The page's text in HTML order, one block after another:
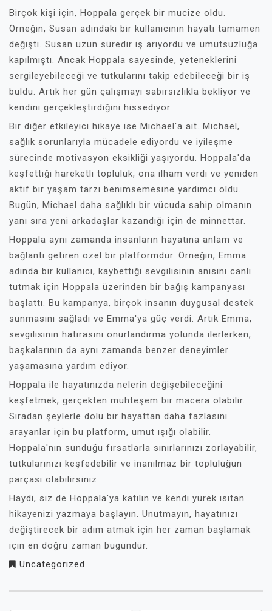
Birçok kişi için, Hoppala gerçek bir mucize oldu.
Örneğin, Susan adındaki bir kullanıcının hayatı tamamen
değişti. Susan uzun süredir iş arıyordu ve umutsuzluğa
kapılmıştı. Ancak Hoppala sayesinde, yeteneklerini
sergileyebileceği ve tutkularını takip edebileceği bir iş
buldu. Artık her gün çalışmayı sabırsızlıkla bekliyor ve
kendini gerçekleştirdiğini hissediyor.
Bir diğer etkileyici hikaye ise Michael'a ait. Michael,
sağlık sorunlarıyla mücadele ediyordu ve iyileşme
sürecinde motivasyon eksikliği yaşıyordu. Hoppala'da
keşfettiği hareketli topluluk, ona ilham verdi ve yeniden
aktif bir yaşam tarzı benimsemesine yardımcı oldu.
Bugün, Michael daha sağlıklı bir vücuda sahip olmanın
yanı sıra yeni arkadaşlar kazandığı için de minnettar.
Hoppala aynı zamanda insanların hayatına anlam ve
bağlantı getiren özel bir platformdur. Örneğin, Emma
adında bir kullanıcı, kaybettiği sevgilisinin anısını canlı
tutmak için Hoppala üzerinden bir bağış kampanyası
başlattı. Bu kampanya, birçok insanın duygusal destek
sunmasını sağladı ve Emma'ya güç verdi. Artık Emma,
sevgilisinin hatırasını onurlandırma yolunda ilerlerken,
başkalarının da aynı zamanda benzer deneyimler
yaşamasına yardım ediyor.
Hoppala ile hayatınızda nelerin değişebileceğini
keşfetmek, gerçekten muhteşem bir macera olabilir.
Sıradan şeylerle dolu bir hayattan daha fazlasını
arayanlar için bu platform, umut ışığı olabilir.
Hoppala'nın sunduğu fırsatlarla sınırlarınızı zorlayabilir,
tutkularınızı keşfedebilir ve inanılmaz bir topluluğun
parçası olabilirsiniz.
Haydi, siz de Hoppala'ya katılın ve kendi yürek ısıtan
hikayenizi yazmaya başlayın. Unutmayın, hayatınızı
değiştirecek bir adım atmak için her zaman başlamak
için en doğru zaman bugündür.
Uncategorized